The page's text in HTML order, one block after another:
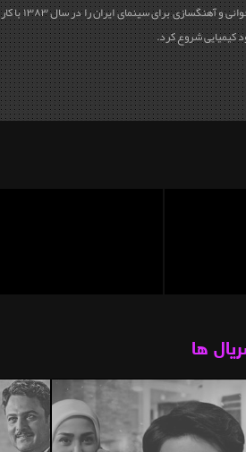
رضا یزدانی آوازخوانی و آهنگسازی برای سینمای ایران را در سال ۱۳۸۳ با کار
کیمیایی شروع کرد.
ها